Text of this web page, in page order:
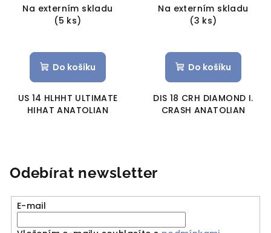
Na externím skladu
(5 ks)
Do košíku
US 14 HLHHT ULTIMATE
HIHAT ANATOLIAN
Na externím skladu
(3 ks)
Do košíku
DIS 18 CRH DIAMOND I.
CRASH ANATOLIAN
Odebírat newsletter
E-mail